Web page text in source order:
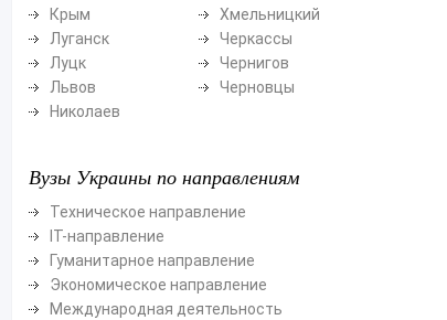
Крым
Луганск
Луцк
Львов
Николаев
Хмельницкий
Черкассы
Чернигов
Черновцы
Вузы Украины по направлениям
Техническое направление
ІТ-направление
Гуманитарное направление
Экономическое направление
Международная деятельность